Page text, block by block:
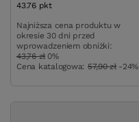
43.76 pktpunktów
Najniższa cena produktu w
okresie 30 dni przed
wprowadzeniem obniżki:
43,76 zł 0%
Cena katalogowa: 57,90 zł -24%